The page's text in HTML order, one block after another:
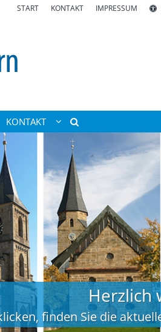
START KONTAKT IMPRESSUM
KONTAKT
Herzlich
finden Sie die